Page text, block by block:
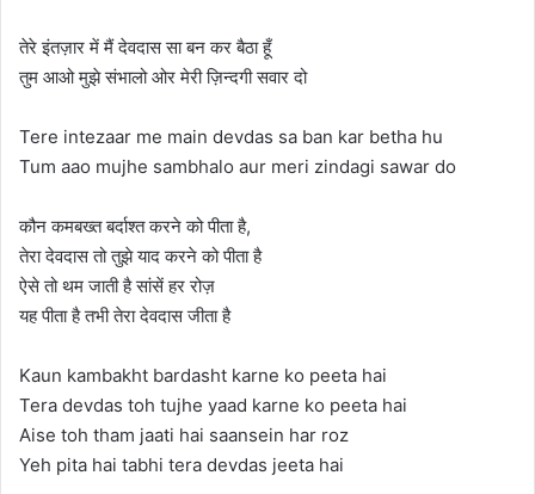
तेरे इंतज़ार में मैं देवदास सा बन कर बैठा हूँ
तुम आओ मुझे संभालो ओर मेरी ज़िन्दगी सवार दो
Tere intezaar me main devdas sa ban kar betha hu
Tum aao mujhe sambhalo aur meri zindagi sawar do
कौन कमबख्त बर्दाश्त करने को पीता है,
तेरा देवदास तो तुझे याद करने को पीता है
ऐसे तो थम जाती है सांसें हर रोज़
यह पीता है तभी तेरा देवदास जीता है
Kaun kambakht bardasht karne ko peeta hai
Tera devdas toh tujhe yaad karne ko peeta hai
Aise toh tham jaati hai saansein har roz
Yeh pita hai tabhi tera devdas jeeta hai